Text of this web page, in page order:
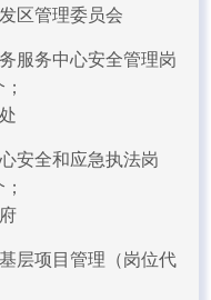
区管理委员会
服务中心安全管理岗
安全和应急执法岗
层项目管理（岗位代